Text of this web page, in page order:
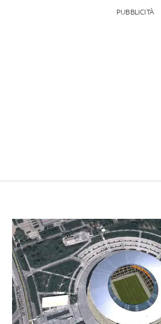
PUBBLICITÀ